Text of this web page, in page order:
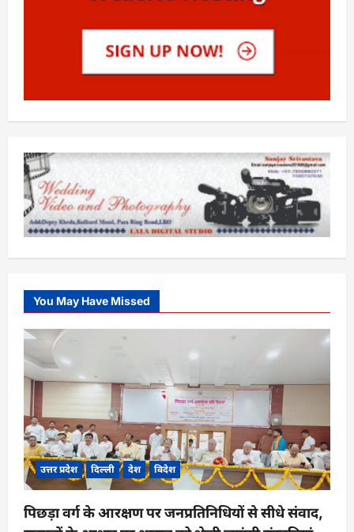
You May Have Missed
उत्तर प्रदेश दिल्ली देश विदेश
पिछड़ा वर्ग के आरक्षण पर जनप्रतिनिधियों से सीधे संवाद,